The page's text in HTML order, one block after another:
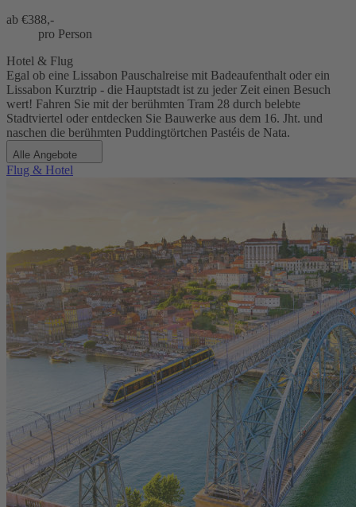
ab €388,-
pro Person
Hotel & Flug
Egal ob eine Lissabon Pauschalreise mit Badeaufenthalt oder ein
Lissabon Kurztrip - die Hauptstadt ist zu jeder Zeit einen Besuch
wert! Fahren Sie mit der berühmten Tram 28 durch belebte
Stadtviertel oder entdecken Sie Bauwerke aus dem 16. Jht. und
naschen die berühmten Puddingtörtchen Pastéis de Nata.
Alle Angebote
Flug & Hotel